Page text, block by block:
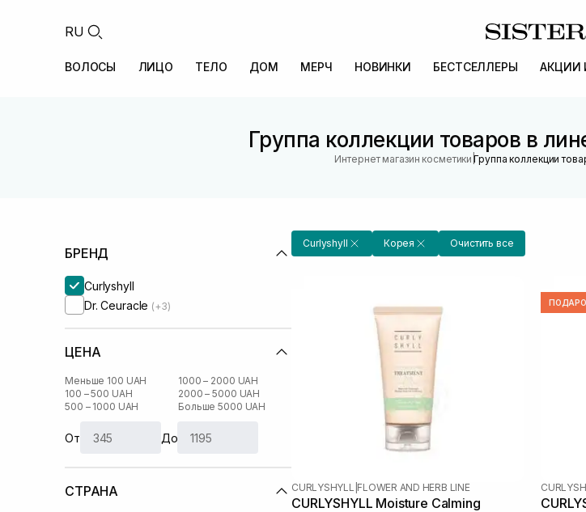
RU
ВОЛОСЫ ЛИЦО ТЕЛО ДОМ МЕРЧ НОВИНКИ БЕСТСЕЛЛЕРЫ АКЦИИ
Группа коллекции товаров в
Интернет магазин косметики |Группа коллекции
БРЕНД
Curlyshyll
Dr. Ceuracle (+3)
ЦЕНА
Меньше 100 UAH
100 – 500 UAH
500 – 1000 UAH
1000 – 2000 UAH
2000 – 5000 UAH
Больше 5000 UAH
От До
СТРАНА
Curlyshyll Корея Очистить все
CURLYSHYLL FLOWER AND HERB LINE
CURLYSHYLL Moisture Calming